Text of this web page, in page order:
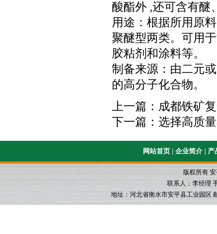
酸酯外 ,还可含有醚
用途：根据所用原
聚醚型两类。可用
胶粘剂和涂料等。
制备来源：由二元
的高分子化合物。
上一篇： 成都铁矿
下一篇： 选择高质
网站首页| 企业简介| 产
版权所有
联系人：李经理
地址：河北省衡水市安平县工业园区